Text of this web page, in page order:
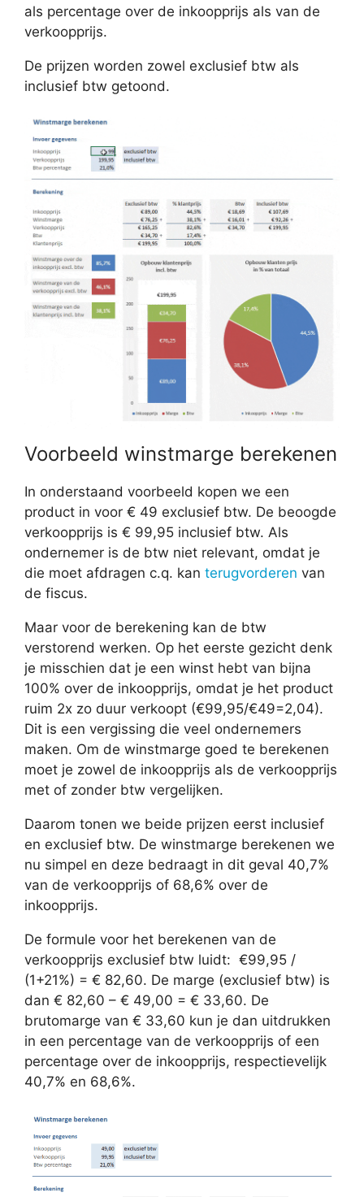
als percentage over de inkoopprijs als van de
verkoopprijs.
De prijzen worden zowel exclusief btw als
inclusief btw getoond.
Voorbeeld winstmarge berekenen
In onderstaand voorbeeld kopen we een
product in voor € 49 exclusief btw. De beoogde
verkoopprijs is € 99,95 inclusief btw. Als
ondernemer is de btw niet relevant, omdat je
die moet afdragen c.q. kan terugvorderen van
de fiscus.
Maar voor de berekening kan de btw
verstorend werken. Op het eerste gezicht denk
je misschien dat je een winst hebt van bijna
100% over de inkoopprijs, omdat je het product
ruim 2x zo duur verkoopt (€99,95/€49=2,04).
Dit is een vergissing die veel ondernemers
maken. Om de winstmarge goed te berekenen
moet je zowel de inkoopprijs als de verkoopprijs
met of zonder btw vergelijken.
Daarom tonen we beide prijzen eerst inclusief
en exclusief btw. De winstmarge berekenen we
nu simpel en deze bedraagt in dit geval 40,7%
van de verkoopprijs of 68,6% over de
inkoopprijs.
De formule voor het berekenen van de
verkoopprijs exclusief btw luidt: €99,95 /
(1+21%) = € 82,60. De marge (exclusief btw) is
dan € 82,60 – € 49,00 = € 33,60. De
brutomarge van € 33,60 kun je dan uitdrukken
in een percentage van de verkoopprijs of een
percentage over de inkoopprijs, respectievelijk
40,7% en 68,6%.